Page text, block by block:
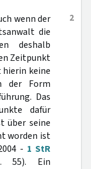
2
wenn der
die
deshalb
Zeitpunkt
hierin keine
der Form
Das
dafür
über seine
worden ist
- 1 StR
55). Ein